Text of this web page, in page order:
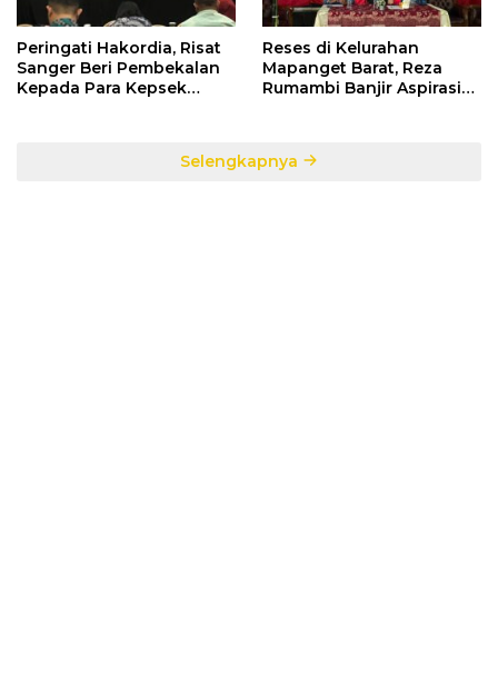
Peringati Hakordia, Risat
Sanger Beri Pembekalan
Kepada Para Kepsek
Reses di Kelurahan
Mapanget Barat, Reza
Rumambi Banjir Aspirasi
Selengkapnya